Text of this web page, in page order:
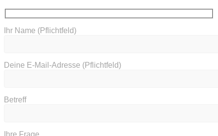
Ihr Name (Pflichtfeld)
Deine E-Mail-Adresse (Pflichtfeld)
Betreff
Ihre Frage